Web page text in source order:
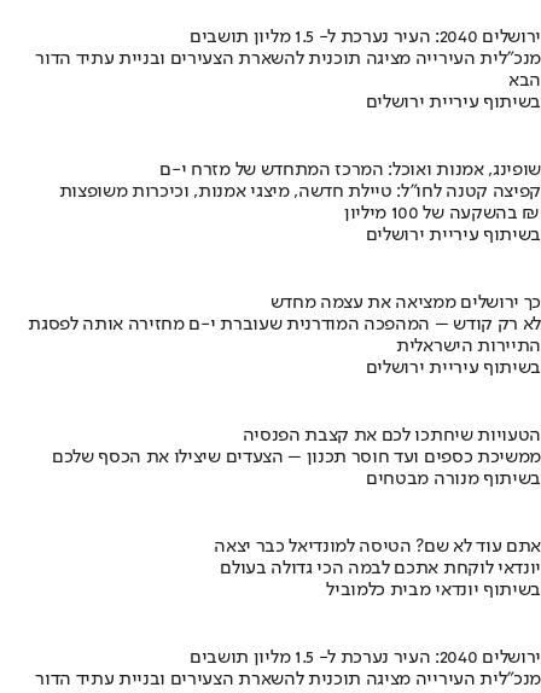
ירושלים 2040: העיר נערכת ל- 1.5 מליון תושבים
מנכ"לית העירייה מציגה תוכנית להשארת הצעירים ובניית עתיד הדור
הבא
בשיתוף עיריית ירושלים
שופינג, אמנות ואוכל: המרכז המתחדש של מזרח י-ם
קפיצה קטנה לחו"ל: טיילת חדשה, מיצגי אמנות, וכיכרות משופצות
בהשקעה של 100 מיליון ₪
בשיתוף עיריית ירושלים
כך ירושלים ממציאה את עצמה מחדש
לא רק קודש – המהפכה המודרנית שעוברת י-ם מחזירה אותה לפסגת
התיירות הישראלית
בשיתוף עיריית ירושלים
הטעויות שיחתכו לכם את קצבת הפנסיה
ממשיכת כספים ועד חוסר תכנון – הצעדים שיצילו את הכסף שלכם
בשיתוף מנורה מבטחים
אתם עוד לא שם? הטיסה למונדיאל כבר יצאה
יונדאי לוקחת אתכם לבמה הכי גדולה בעולם
בשיתוף יונדאי מבית כלמוביל
ירושלים 2040: העיר נערכת ל- 1.5 מליון תושבים
מנכ"לית העירייה מציגה תוכנית להשארת הצעירים ובניית עתיד הדור